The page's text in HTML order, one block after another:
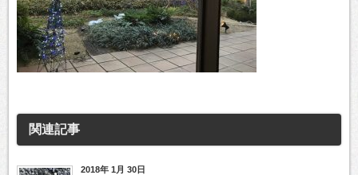
関連記事
2018年 1月 30日